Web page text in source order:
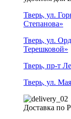
Тверь, ул.
Степанова»
Тверь, ул.
Терешковой»
Тверь, пр-т
Тверь, ул.
Доставка по